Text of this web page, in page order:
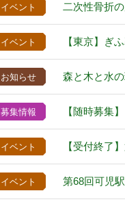
イベント 二次性骨折
イベント 【東京】ぎ
お知らせ 森と木と水
募集情報 【随時募集
イベント 【受付終了
イベント 第68回可児